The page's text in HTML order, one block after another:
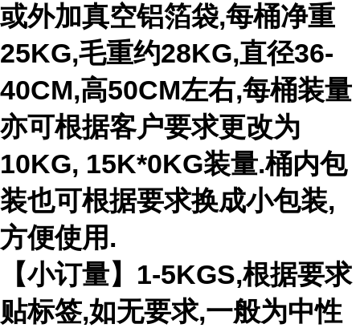
或外加真空铝箔袋,每桶净重
25KG,毛重约28KG,直径36-
40CM,高50CM左右,每桶装量
亦可根据客户要求更改为
10KG, 15K*0KG装量.桶内包
装也可根据要求换成小包装,
方便使用.
【小订量】1-5KGS,根据要求
贴标签,如无要求,一般为中性